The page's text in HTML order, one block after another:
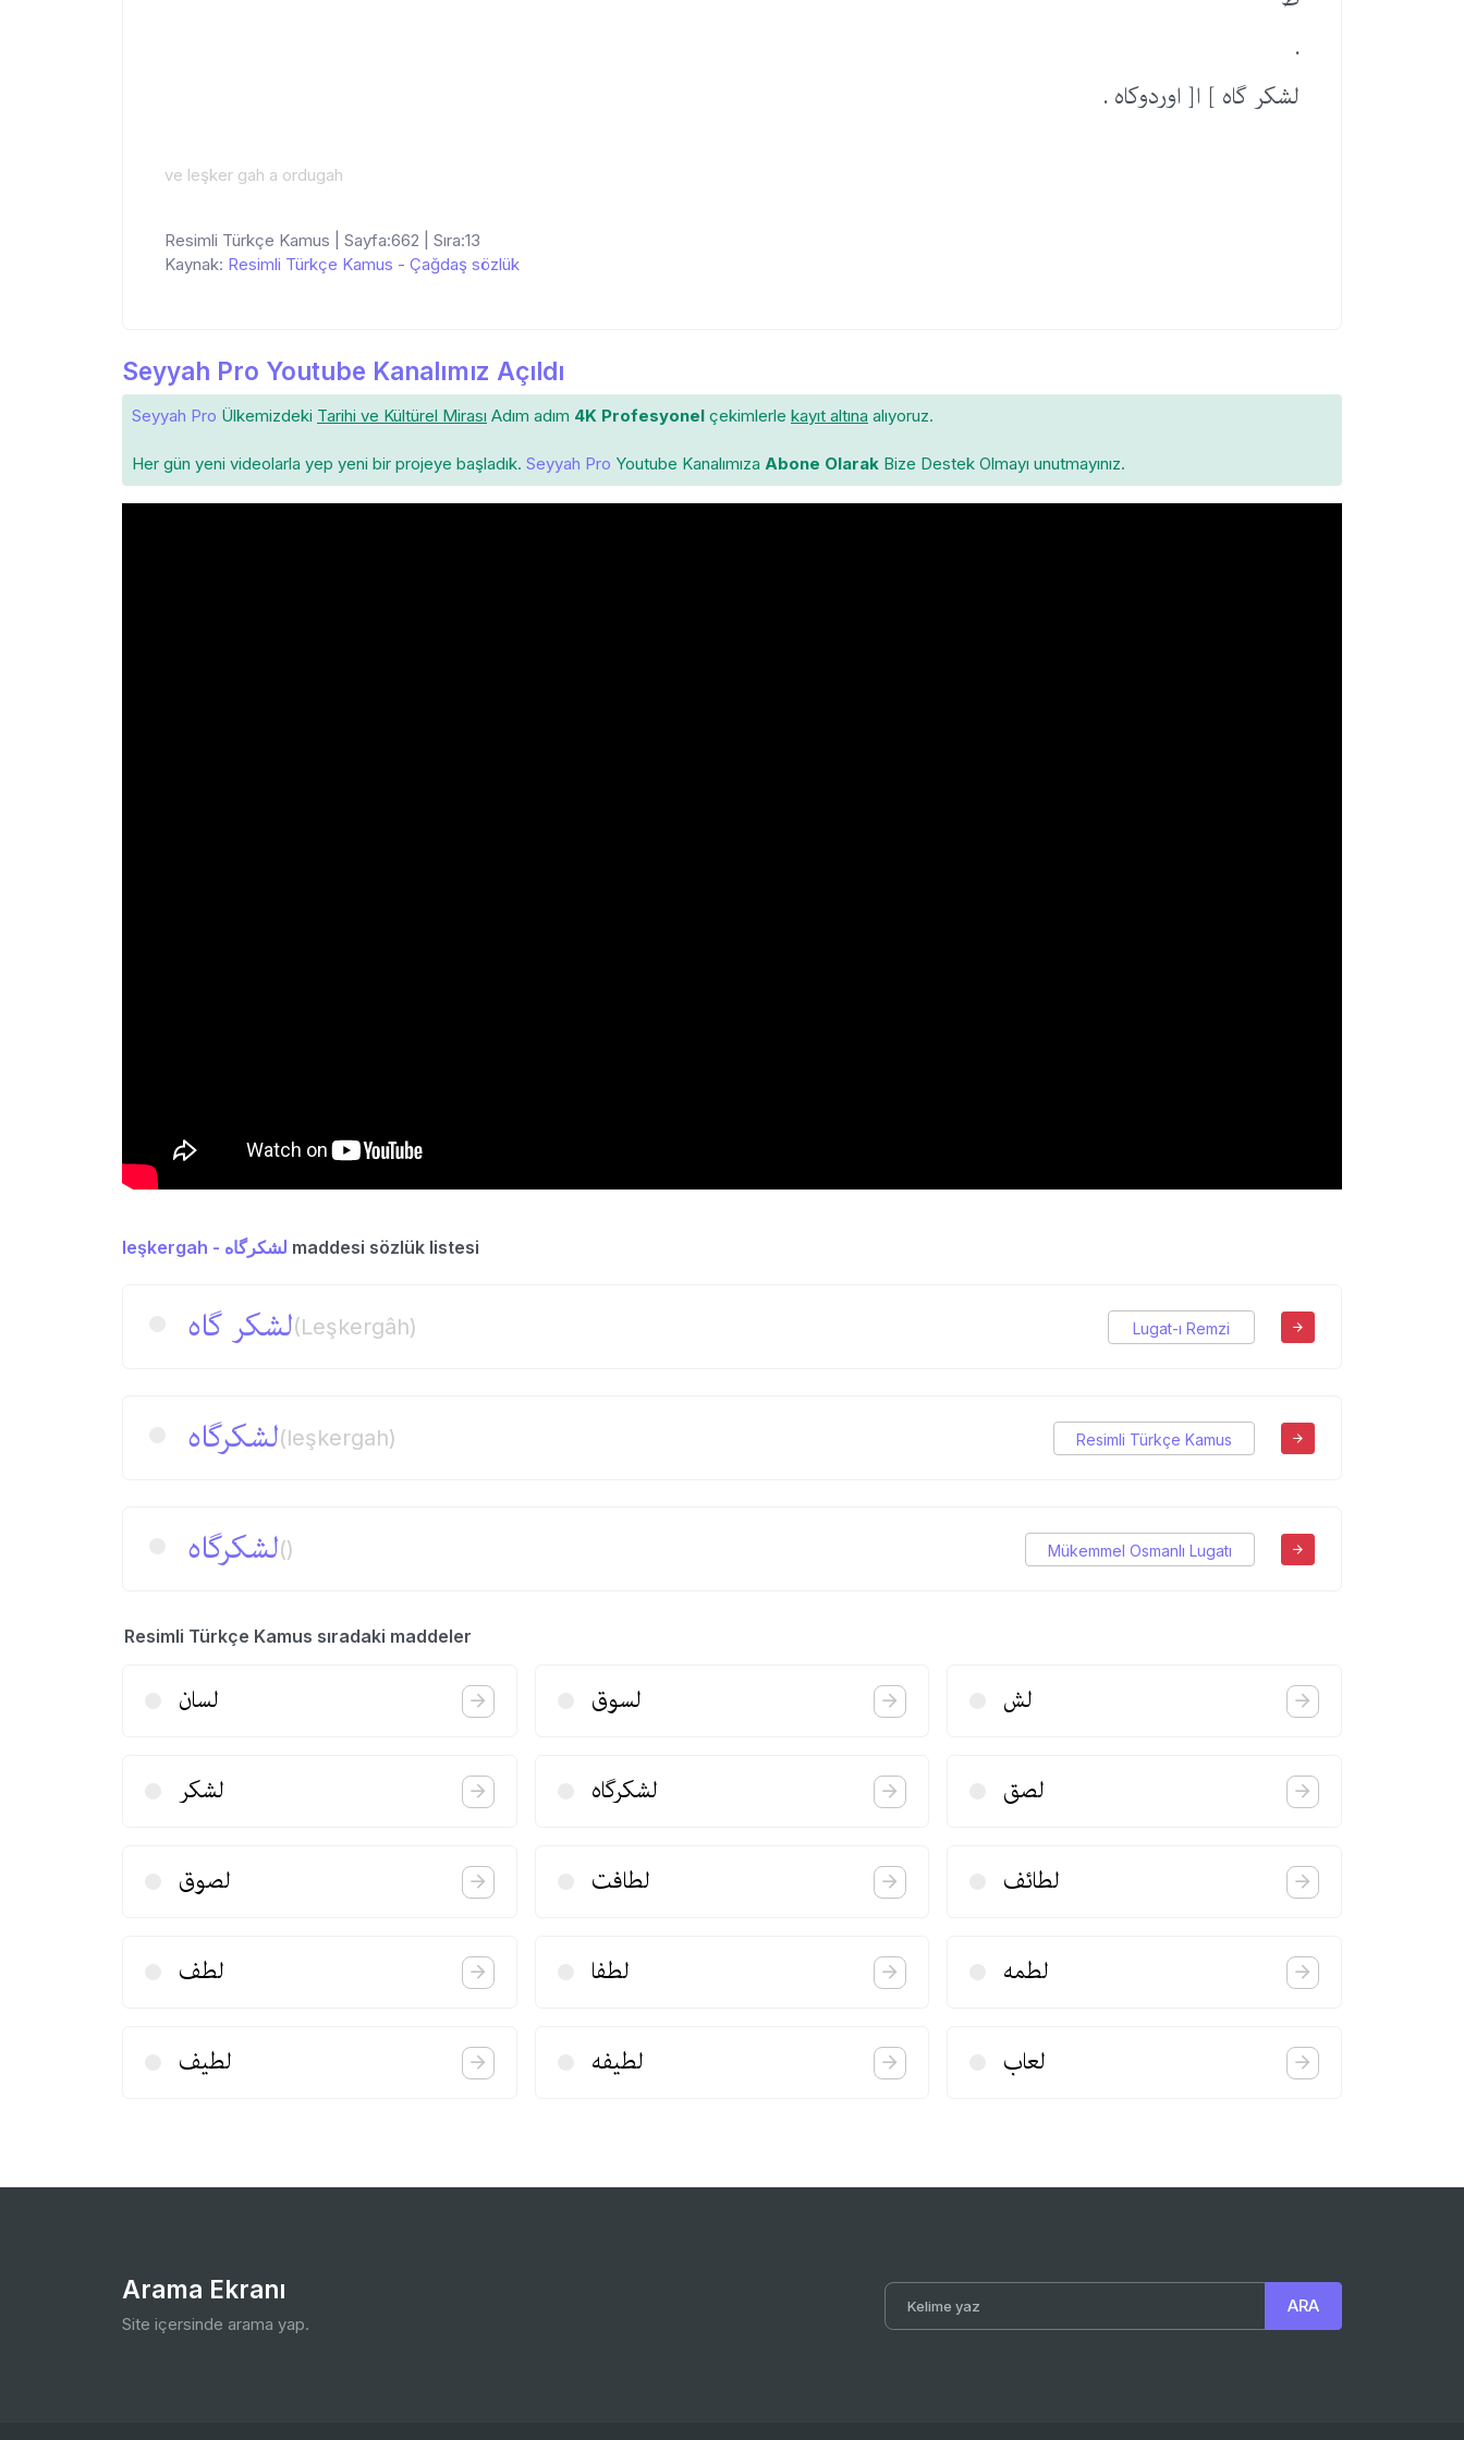
.
لشكر گاه ] ا[ اوردوكاه .
ve leşker gah a ordugah
Resimli Türkçe Kamus | Sayfa:662 | Sıra:13
Kaynak: Resimli Türkçe Kamus - Çağdaş sözlük
Seyyah Pro Youtube Kanalımız Açıldı
Seyyah Pro Ülkemizdeki Tarihi ve Kültürel Mirası Adım adım 4K Profesyonel çekimlerle kayıt altına alıyoruz.
Her gün yeni videolarla yep yeni bir projeye başladık. Seyyah Pro Youtube Kanalımıza Abone Olarak Bize Destek Olmayı unutmayınız.
leşkergah - لشكرگاه maddesi sözlük listesi
لشكر گاه(Leşkergâh) Lugat-ı Remzi
لشكرگاه(leşkergah) Resimli Türkçe Kamus
لشكر‌گاه() Mükemmel Osmanlı Lugatı
Resimli Türkçe Kamus sıradaki maddeler
لسان لسوق لش
لشكر لشكرگاه لصق
لصوق لطافت لطائف
لطف لطفا لطمه
لطیف لطیفه لعاب
Arama Ekranı
Site içersinde arama yap.